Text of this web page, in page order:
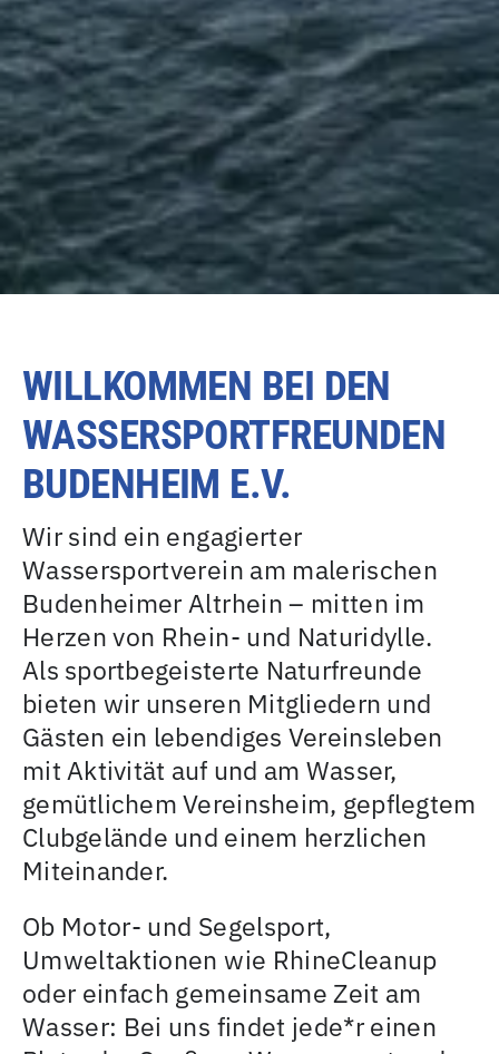
WILLKOMMEN BEI DEN
WASSERSPORTFREUNDEN
BUDENHEIM E.V.
Wir sind ein engagierter
Wassersportverein am malerischen
Budenheimer Altrhein – mitten im
Herzen von Rhein- und Naturidylle.
Als sportbegeisterte Naturfreunde
bieten wir unseren Mitgliedern und
Gästen ein lebendiges Vereinsleben
mit Aktivität auf und am Wasser,
gemütlichem Vereinsheim, gepflegtem
Clubgelände und einem herzlichen
Miteinander.
Ob Motor- und Segelsport,
Umweltaktionen wie RhineCleanup
oder einfach gemeinsame Zeit am
Wasser: Bei uns findet jede*r einen